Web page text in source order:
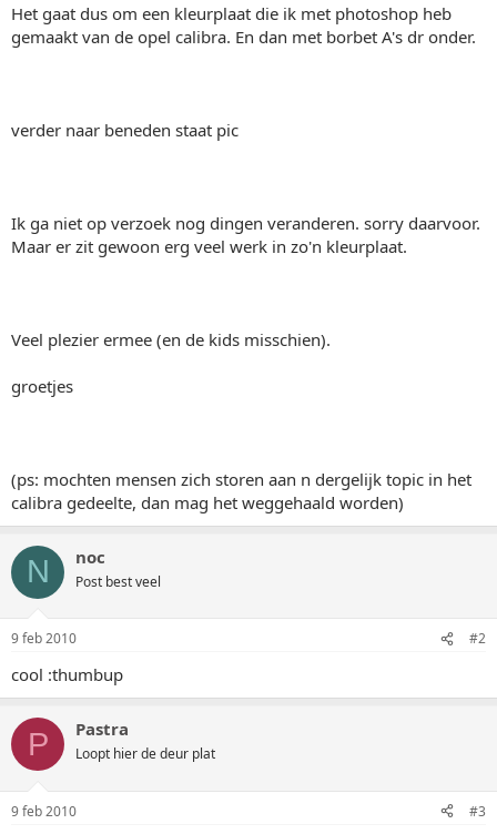
Het gaat dus om een kleurplaat die ik met photoshop heb
gemaakt van de opel calibra. En dan met borbet A's dr onder.
verder naar beneden staat pic
Ik ga niet op verzoek nog dingen veranderen. sorry daarvoor.
Maar er zit gewoon erg veel werk in zo'n kleurplaat.
Veel plezier ermee (en de kids misschien).
groetjes
(ps: mochten mensen zich storen aan n dergelijk topic in het
calibra gedeelte, dan mag het weggehaald worden)
N noc
Post best veel
9 feb 2010 #2
cool :thumbup
P Pastra
Loopt hier de deur plat
9 feb 2010 #3